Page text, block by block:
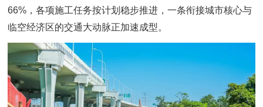
66%，各项施工任务按计划稳步推进，一条衔接城市核心与
临空经济区的交通大动脉正加速成型。